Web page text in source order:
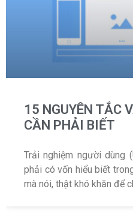
15 NGUYÊN TẮC
CẦN PHẢI BIẾT
Trải nghiệm người dùng
phải có vốn hiểu biết
mà nói, thật khó khăn để